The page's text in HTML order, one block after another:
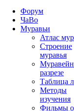
Форум
ЧаВо
Муравьи
Атлас
Строение
муравья
разрезе
Таблица
Методы
изучения
Фильмы о